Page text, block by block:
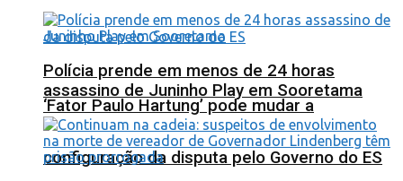
‘Fator Paulo Hartung’ pode mudar a
configuração da disputa pelo Governo do ES
Polícia prende em menos de 24 horas
assassino de Juninho Play em Sooretama